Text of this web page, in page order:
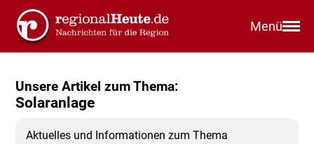
Menü
Unsere Artikel zum Thema:
Solaranlage
Aktuelles und Informationen zum Thema